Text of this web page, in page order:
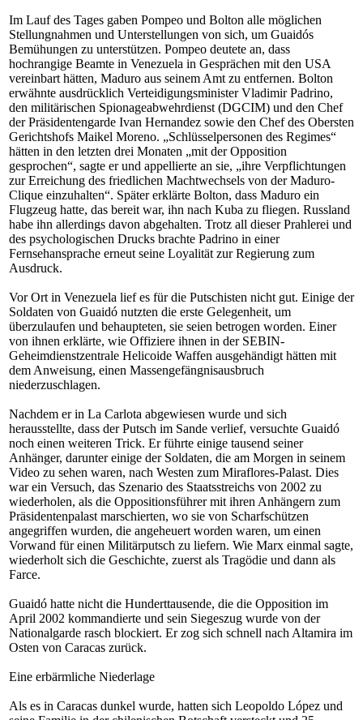
Im Lauf des Tages gaben Pompeo und Bolton alle möglichen
Stellungnahmen und Unterstellungen von sich, um Guaidós
Bemühungen zu unterstützen. Pompeo deutete an, dass
hochrangige Beamte in Venezuela in Gesprächen mit den USA
vereinbart hätten, Maduro aus seinem Amt zu entfernen. Bolton
erwähnte ausdrücklich Verteidigungsminister Vladimir Padrino,
den militärischen Spionageabwehrdienst (DGCIM) und den Chef
der Präsidentengarde Ivan Hernandez sowie den Chef des Obersten
Gerichtshofs Maikel Moreno. „Schlüsselpersonen des Regimes“
hätten in den letzten drei Monaten „mit der Opposition
gesprochen“, sagte er und appellierte an sie, „ihre Verpflichtungen
zur Erreichung des friedlichen Machtwechsels von der Maduro-
Clique einzuhalten“. Später erklärte Bolton, dass Maduro ein
Flugzeug hatte, das bereit war, ihn nach Kuba zu fliegen. Russland
habe ihn allerdings davon abgehalten. Trotz all dieser Prahlerei und
des psychologischen Drucks brachte Padrino in einer
Fernsehansprache erneut seine Loyalität zur Regierung zum
Ausdruck.
Vor Ort in Venezuela lief es für die Putschisten nicht gut. Einige der
Soldaten von Guaidó nutzten die erste Gelegenheit, um
überzulaufen und behaupteten, sie seien betrogen worden. Einer
von ihnen erklärte, wie Offiziere ihnen in der SEBIN-
Geheimdienstzentrale Helicoide Waffen ausgehändigt hätten mit
dem Anweisung, einen Massengefängnisausbruch
niederzuschlagen.
Nachdem er in La Carlota abgewiesen wurde und sich
herausstellte, dass der Putsch im Sande verlief, versuchte Guaidó
noch einen weiteren Trick. Er führte einige tausend seiner
Anhänger, darunter einige der Soldaten, die am Morgen in seinem
Video zu sehen waren, nach Westen zum Miraflores-Palast. Dies
war ein Versuch, das Szenario des Staatsstreichs von 2002 zu
wiederholen, als die Oppositionsführer mit ihren Anhängern zum
Präsidentenpalast marschierten, wo sie von Scharfschützen
angegriffen wurden, die angeheuert worden waren, um einen
Vorwand für einen Militärputsch zu liefern. Wie Marx einmal sagte,
wiederholt sich die Geschichte, zuerst als Tragödie und dann als
Farce.
Guaidó hatte nicht die Hunderttausende, die die Opposition im
April 2002 kommandierte und sein Siegeszug wurde von der
Nationalgarde rasch blockiert. Er zog sich schnell nach Altamira im
Osten von Caracas zurück.
Eine erbärmliche Niederlage
Als es in Caracas dunkel wurde, hatten sich Leopoldo López und